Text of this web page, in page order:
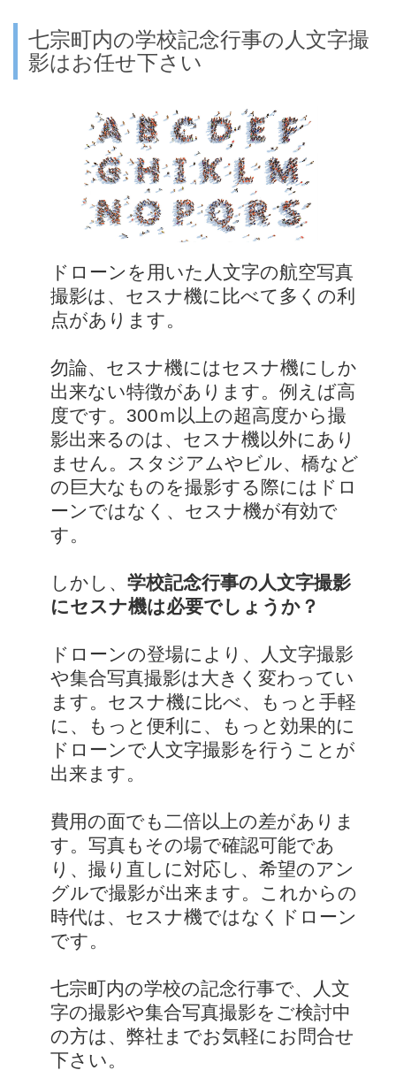
七宗町内の学校記念行事の人文字撮
影はお任せ下さい
ドローンを用いた人文字の航空写真
撮影は、セスナ機に比べて多くの利
点があります。
勿論、セスナ機にはセスナ機にしか
出来ない特徴があります。例えば高
度です。300ｍ以上の超高度から撮
影出来るのは、セスナ機以外にあり
ません。スタジアムやビル、橋など
の巨大なものを撮影する際にはドロ
ーンではなく、セスナ機が有効で
す。
しかし、 学校記念行事の人文字撮影
にセスナ機は必要でしょうか？
ドローンの登場により、人文字撮影
や集合写真撮影は大きく変わってい
ます。セスナ機に比べ、もっと手軽
に、もっと便利に、もっと効果的に
ドローンで人文字撮影を行うことが
出来ます。
費用の面でも二倍以上の差がありま
す。写真もその場で確認可能であ
り、撮り直しに対応し、希望のアン
グルで撮影が出来ます。これからの
時代は、セスナ機ではなくドローン
です。
七宗町内の学校の記念行事で、人文
字の撮影や集合写真撮影をご検討中
の方は、弊社までお気軽にお問合せ
下さい。